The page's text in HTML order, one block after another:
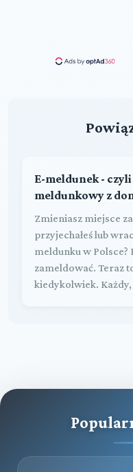
E-meldunek -
meldunkowy z
Zmieniasz miejsce
przyjechałeś lub
meldunku w Polsce?
zameldować. Teraz
kiedykolwiek.